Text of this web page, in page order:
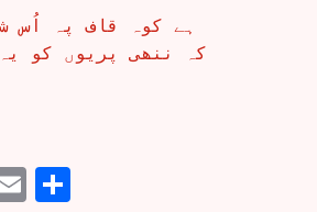
ہے کوہ قاف پہ اُس
کہ ننھی پریوں کو
EmailShare